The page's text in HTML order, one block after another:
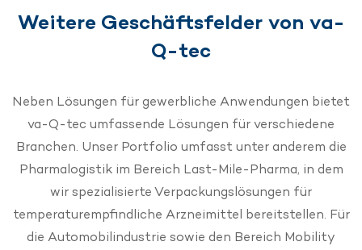
komplexe Bereiche wieKompressornischen,
Türkonstruktionen oder Eisspender thermisch
dadurch von standardmäßigen 65 % auf bis zu 85 %
gesteigert werden – ein entscheidender Hebel für die
Gesamteffizienz
Weitere Geschäftsfelder von va-
Q-tec
Neben Lösungen für gewerbliche Anwendungen bietet
va-Q-tec umfassende Lösungen für verschiedene
Branchen. Unser Portfolio umfasst unter anderem die
Pharmalogistik im Bereich Last-Mile-Pharma, in dem
wir spezialisierte Verpackungslösungen für
temperaturempfindliche Arzneimittel bereitstellen. Für
die Automobilindustrie sowie den Bereich Mobility